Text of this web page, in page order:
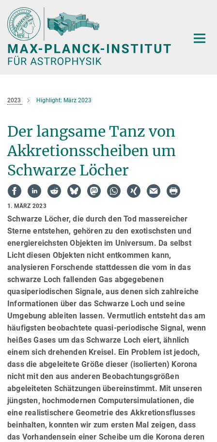
Hauptinhalt
2023 Highlight: März 2023
Der langsame Tanz von
Akkretionsscheiben um
Schwarze Löcher
1. MÄRZ 2023
Schwarze Löcher, die durch den Tod massereicher
Sterne entstehen, gehören zu den exotischsten und
energiereichsten Objekten im Universum. Da selbst
Licht diesen Objekten nicht entkommen kann,
analysieren Forschende stattdessen die vom in das
schwarze Loch fallenden Gas abgegebenen
quasiperiodischen Signale, aus denen sich zahlreiche
Informationen über das Schwarze Loch und seine
Umgebung ableiten lassen. Vermutlich entsteht das am
häufigsten beobachtete quasi-periodische Signal, wenn
heißes Gases um das Schwarze Loch eiert, ähnlich
einem sich drehenden Kreisel. Ein Problem ist jedoch,
dass die abgeleitete Größe dieser (isolierten) Korona
nicht mit den aus anderen Beobachtungsgrößen
abgeleiteten Schätzungen übereinstimmt. Mit unseren
jüngsten, hochmodernen Computersimulationen, die
eine realistischere Geometrie des Akkretionsflusses
beinhalten, konnten wir zum ersten Mal zeigen, dass
das Vorhandensein einer Scheibe um die Korona deren